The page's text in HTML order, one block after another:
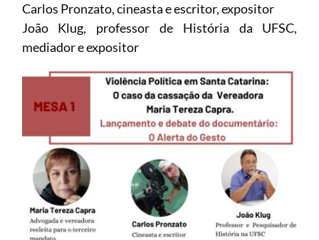
Carlos Pronzato, cineasta e escritor, expositor
João Klug, professor de História da UFSC,
mediador e expositor